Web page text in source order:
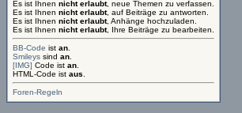
Es ist Ihnen nicht erlaubt, neue Themen zu verfassen.
Es ist Ihnen nicht erlaubt, auf Beiträge zu antworten.
Es ist Ihnen nicht erlaubt, Anhänge hochzuladen.
Es ist Ihnen nicht erlaubt, Ihre Beiträge zu bearbeiten.
BB-Code ist an
Smileys sind an
[IMG] Code ist an
HTML-Code ist aus
Foren-Regeln